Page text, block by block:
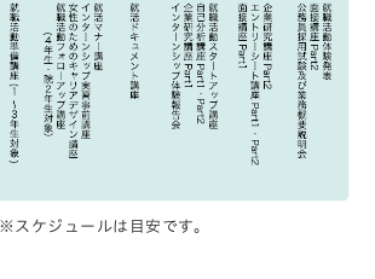
※スケジュールは目安です。